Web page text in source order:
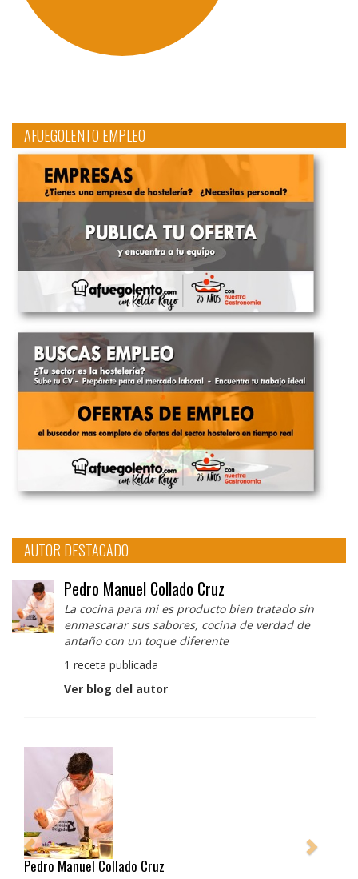
AFUEGOLENTO EMPLEO
AUTOR DESTACADO
Pedro Manuel Collado Cruz
La cocina para mi es producto bien tratado sin
enmascarar sus sabores, cocina de verdad de
antaño con un toque diferente
1 receta publicada
Ver blog del autor
Pedro Manuel Collado Cruz